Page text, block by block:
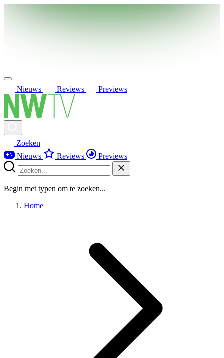
Nieuws Reviews Previews
Zoeken
Nieuws
Reviews Previews
Begin met typen om te zoeken...
Home